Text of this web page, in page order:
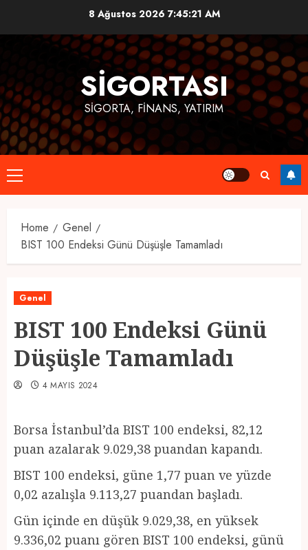
8 Ağustos 2026 7:45:21 AM
SIGORTASI
SIGORTA, FINANS, YATIRIM
Primary
Menu
Home
Genel
BIST 100 Endeksi Günü Düşüşle Tamamladı
Genel
BIST 100 Endeksi Günü
Düşüşle Tamamladı
4 MAYIS 2024
Borsa İstanbul’da BIST 100 endeksi, 82,12
puan azalarak 9.029,38 puandan kapandı.
BIST 100 endeksi, güne 1,77 puan ve yüzde
0,02 azalışla 9.113,27 puandan başladı.
Gün içinde en düşük 9.029,38, en yüksek
9.336,02 puanı gören BIST 100 endeksi, günü